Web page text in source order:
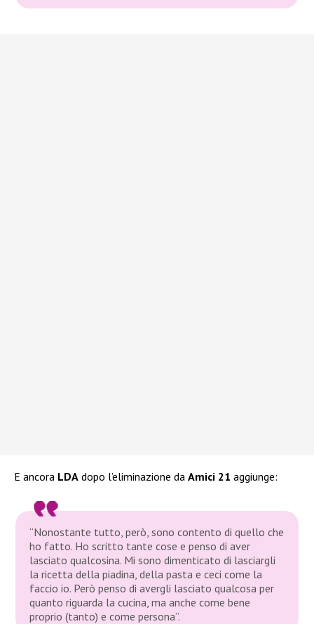
E ancora LDA dopo l’eliminazione da Amici 21 aggiunge:
“Nonostante tutto, però, sono contento di quello che
ho fatto. Ho scritto tante cose e penso di aver
lasciato qualcosina. Mi sono dimenticato di lasciargli
la ricetta della piadina, della pasta e ceci come la
faccio io. Però penso di avergli lasciato qualcosa per
quanto riguarda la cucina, ma anche come bene
proprio (tanto) e come persona”.